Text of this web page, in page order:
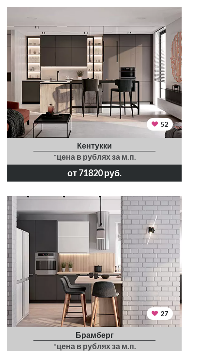
52
Кентукки
*цена в рублях за м.п.
от 71820 руб.
27
Брамберг
*цена в рублях за м.п.